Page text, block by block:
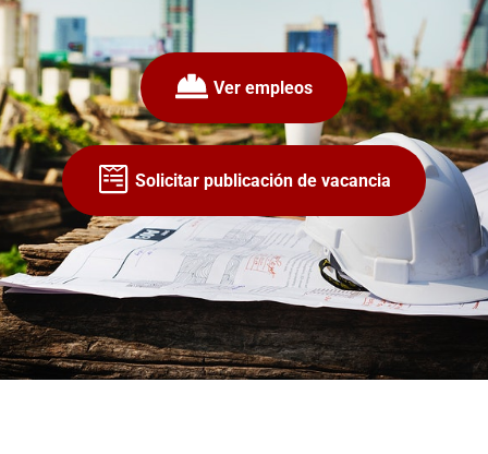
Ver empleos
Solicitar publicación de vacancia